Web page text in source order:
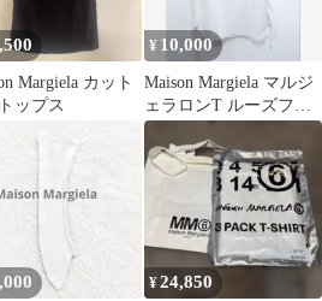
Margiela カット
ップス
¥ 10,000
Maison Margiela マルジ
ェラロンT ルーズフィ
ット
¥24,850